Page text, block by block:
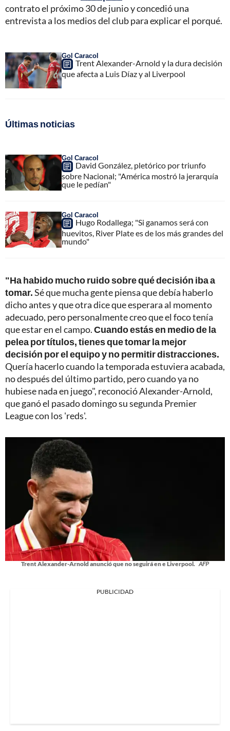
contrato el próximo 30 de junio y concedió una
entrevista a los medios del club para explicar el porqué.
Gol Caracol
Trent Alexander-Arnold y la dura decisión
que afecta a Luis Díaz y al Liverpool
Últimas noticias
Gol Caracol
David González, pletórico por triunfo
sobre Nacional; "América mostró la jerarquía
que le pedían"
Gol Caracol
Hugo Rodallega; "Si ganamos será con
huevitos, River Plate es de los más grandes del
mundo"
"Ha habido mucho ruido sobre qué decisión iba a
tomar.Sé que mucha gente piensa que debía haberlo
dicho antes y que otra dice que esperara al momento
adecuado, pero personalmente creo que el foco tenía
que estar en el campo.Cuando estás en medio de la
pelea por títulos, tienes que tomar la mejor
decisión por el equipo y no permitir distracciones.
Quería hacerlo cuando la temporada estuviera acabada,
no después del último partido, pero cuando ya no
hubiese nada en juego", reconoció Alexander-Arnold,
que ganó el pasado domingo su segunda Premier
League con los 'reds'.
Trent Alexander-Arnold anunció que no seguirá en e Liverpool. AFP
PUBLICIDAD